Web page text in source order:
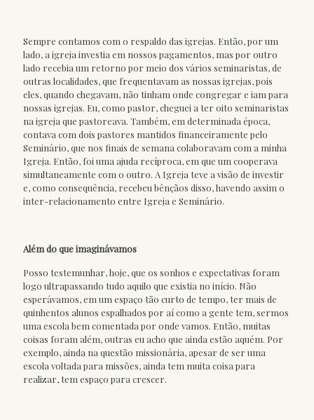
Sempre contamos com o respaldo das igrejas. Então, por um
lado, a igreja investia em nossos pagamentos, mas por outro
lado recebia um retorno por meio dos vários seminaristas, de
outras localidades, que frequentavam as nossas igrejas, pois
eles, quando chegavam, não tinham onde congregar e iam para
nossas igrejas. Eu, como pastor, cheguei a ter oito seminaristas
na igreja que pastoreava. Também, em determinada época,
contava com dois pastores mantidos financeiramente pelo
Seminário, que nos finais de semana colaboravam com a minha
Igreja. Então, foi uma ajuda recíproca, em que um cooperava
simultaneamente com o outro. A Igreja teve a visão de investir
e, como consequência, recebeu bênçãos disso, havendo assim o
inter-relacionamento entre Igreja e Seminário.
Além do que imaginávamos
Posso testemunhar, hoje, que os sonhos e expectativas foram
logo ultrapassando tudo aquilo que existia no início. Não
esperávamos, em um espaço tão curto de tempo, ter mais de
quinhentos alunos espalhados por aí como a gente tem, sermos
uma escola bem comentada por onde vamos. Então, muitas
coisas foram além, outras eu acho que ainda estão aquém. Por
exemplo, ainda na questão missionária, apesar de ser uma
escola voltada para missões, ainda tem muita coisa para
realizar, tem espaço para crescer.